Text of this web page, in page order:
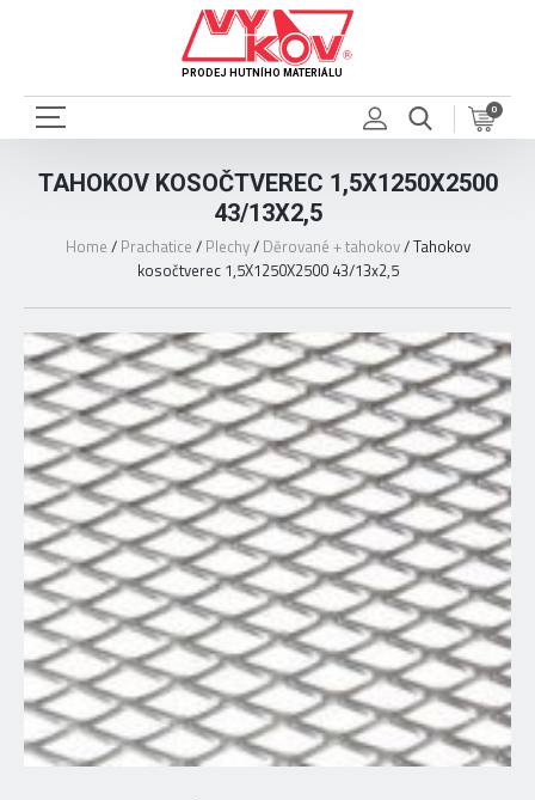
PRODEJ HUTNÍHO MATERIÁLU
0
TAHOKOV KOSOČTVEREC 1,5X1250X2500
43/13X2,5
Home / Prachatice / Plechy/ Děrované + tahokov/Tahokov
kosočtverec 1,5X1250X2500 43/13x2,5